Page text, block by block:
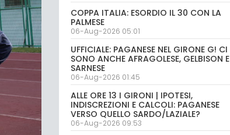
COPPA ITALIA: ESORDIO IL 30 CON LA
PALMESE
06-Aug-2026 05:01
UFFICIALE: PAGANESE NEL GIRONE G! CI
SONO ANCHE AFRAGOLESE, GELBISON E
SARNESE
06-Aug-2026 01:45
ALLE ORE 13 I GIRONI | IPOTESI,
INDISCREZIONI E CALCOLI: PAGANESE
VERSO QUELLO SARDO/LAZIALE?
06-Aug-2026 09:53